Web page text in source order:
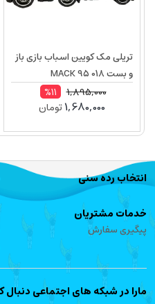
تریلی مک کویین اسباب بازی باز
و بست MACK 95 018
1,895,000
%11
1,680,000تومان
انتخاب رده سنی
خدمات مشتریان
پیگیری سفارش
مارا در شبکه های اجتماعی دنبال